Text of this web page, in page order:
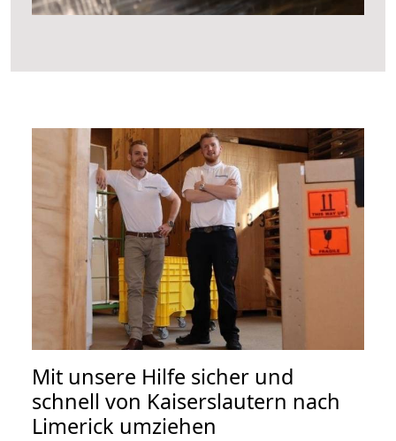
Mit unsere Hilfe sicher und
schnell von Kaiserslautern nach
Limerick umziehen